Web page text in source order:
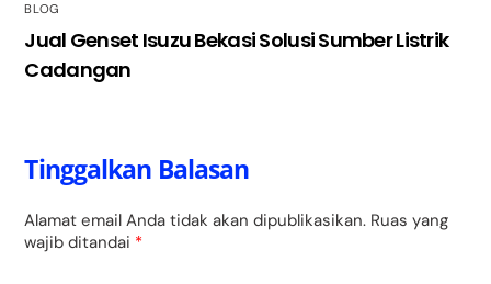
BLOG
Jual Genset Isuzu Bekasi Solusi Sumber Listrik
Cadangan
Tinggalkan Balasan
Alamat email Anda tidak akan dipublikasikan. Ruas yang
wajib ditandai *